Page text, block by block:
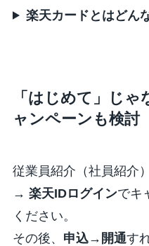
楽天カードとはどん
「はじめて」じ
ャンペーンも検討
従業員紹介（社員紹介
→ 楽天IDログインでキ
ください。
その後、 申込→開通す